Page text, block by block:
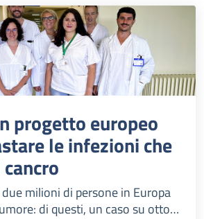
progetto europeo
le infezioni che
milioni di persone in Europa
di questi, un caso su otto è